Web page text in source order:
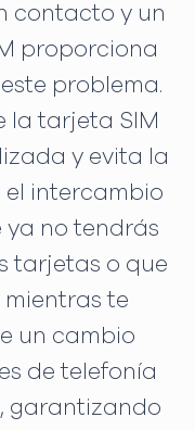
contacto y un
proporciona
problema.
la tarjeta SIM
y evita la
el intercambio
ya no tendrás
tarjetas o que
te
un cambio
de telefonía
garantizando